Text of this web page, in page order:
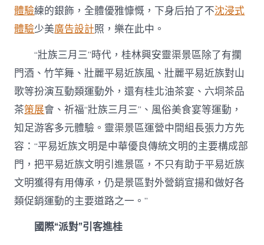
體驗練的銀飾，全體優雅慷慨，下身后拍了不沈浸式
體驗少美廣告設計照，樂在此中。
“壯族三月三”時代，桂林興安靈渠景區除了有攔
門酒、竹竿舞、壯麗平易近族風、壯麗平易近族對山
歌等扮演互動類運動外，還有桂北油茶宴、六垌茶品
茶策展會、祈福“壯族三月三”、風俗美食宴等運動，
知足游客多元體驗。靈渠景區運營中間組長張力方先
容：“平易近族文明是中華優良傳統文明的主要構成部
門，把平易近族文明引進景區，不只有助于平易近族
文明獲得有用傳承，仍是景區對外營銷宣揚和做好各
類促銷運動的主要道路之一。”
國際“派對”引客進桂